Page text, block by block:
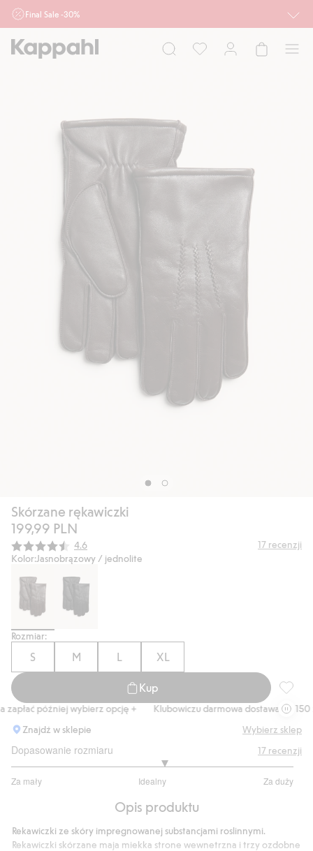
Final Sale -30%
działu outlet do 10.8 w sklepach Kappahl i Newbie oraz na kappahl.com. Ofert
nie łączymy
Skórzane rękawiczki
199,99 PLN
Średnia ocena:
4.6 17 recenzji
Kolor:Jasnobrązowy / jednolite
Rozmiar:
S M L XL
Kup
później wybierz opcję +
Klubowiczu darmowa dostawa od 150 zł
Znajdź w sklepie
Wybierz sklep
Dopasowanie rozmiaru
Za mały Idealny Za duży
na
12
głosów
17 recenzji
Opis produktu
Rekawiczki ze skóry impregnowanej substancjami roslinnymi.
Rekawiczki skórzane maja miekka strone wewnetrzna i trzy ozdobne